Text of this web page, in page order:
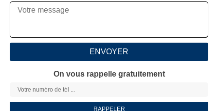
On vous rappelle gratuitement